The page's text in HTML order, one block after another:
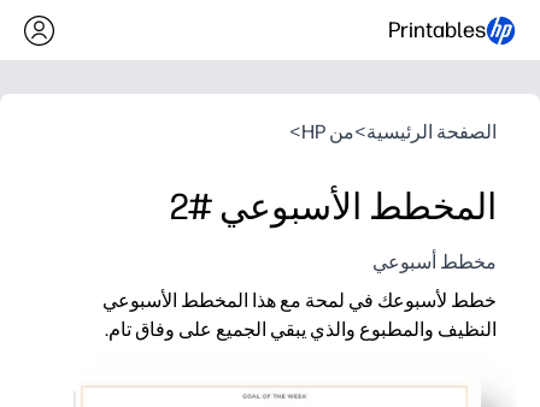
Printables
الصفحة الرئيسية>من HP >
المخطط الأسبوعي #2
مخطط أسبوعي
خطط لأسبوعك في لمحة مع هذا المخطط الأسبوعي
النظيف والمطبوع والذي يبقي الجميع على وفاق تام.
بدون إعداد ومرن - اطبع في دقائق واستخدمه في المنزل أو